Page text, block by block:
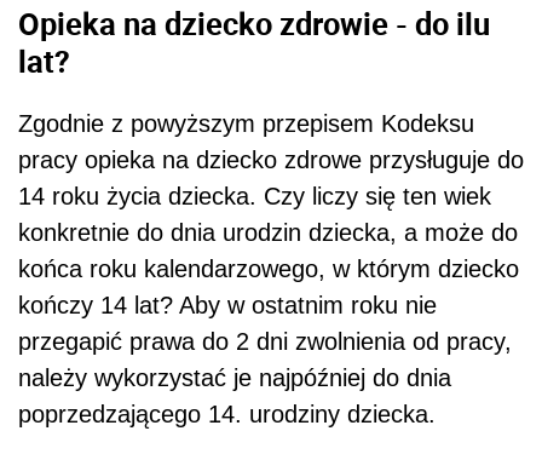
Opieka na dziecko zdrowie - do ilu
lat?
Zgodnie z powyższym przepisem Kodeksu
pracy opieka na dziecko zdrowe przysługuje do
14 roku życia dziecka. Czy liczy się ten wiek
konkretnie do dnia urodzin dziecka, a może do
końca roku kalendarzowego, w którym dziecko
kończy 14 lat? Aby w ostatnim roku nie
przegapić prawa do 2 dni zwolnienia od pracy,
należy wykorzystać je najpóźniej do dnia
poprzedzającego 14. urodziny dziecka.